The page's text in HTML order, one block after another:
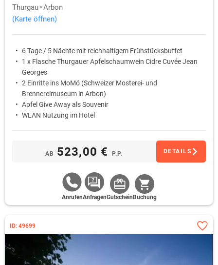
Thurgau Arbon
(Karte öffnen)
6 Tage / 5 Nächte mit reichhaltigem Frühstücksbuffet
1 x Flasche Thurgauer Apfelschaumwein Cidre Cuvée Jean
Georges
2 Einritte ins MoMö (Schweizer Mosterei- und
Brennereimuseum in Arbon)
Apfel Give Away als Souvenir
WLAN Nutzung im Hotel
AB 523,00 € P.P. DETAILS
AnrufenAnfragenGutschein Buchung
ID: 49699